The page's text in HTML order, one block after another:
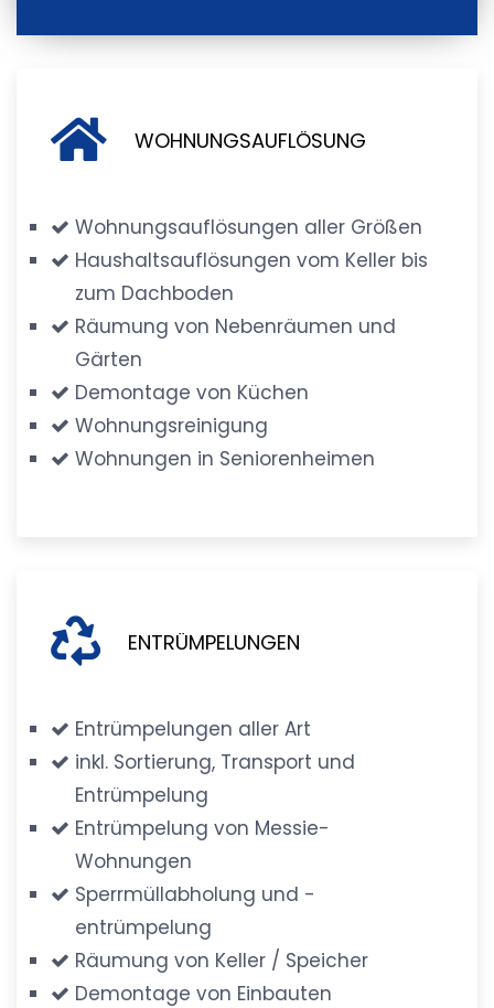
WOHNUNGSAUFLÖSUNG
Wohnungsauflösungen aller Größen
Haushaltsauflösungen vom Keller bis
zum Dachboden
Räumung von Nebenräumen und
Gärten
Demontage von Küchen
Wohnungsreinigung
Wohnungen in Seniorenheimen
ENTRÜMPELUNGEN
Entrümpelungen aller Art
inkl. Sortierung, Transport und
Entrümpelung
Entrümpelung von Messie-
Wohnungen
Sperrmüllabholung und -
entrümpelung
Räumung von Keller / Speicher
Demontage von Einbauten